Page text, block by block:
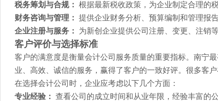
税务筹划与合规： 根据最新税收政策，为企业制定合理的
财务咨询与管理： 提供企业财务分析、预算编制和管理报
企业注册与服务：
为新创企业提供公司注册、变更、注销
客户评价与选择标准
客户的满意度是衡量会计公司服务质量的重要指标。南宁
业、高效、诚信的服务，赢得了客户的一致好评。很多客
在选择会计公司时，企业应考虑以下几个方面：
专业经验： 查看公司的成立时间和从业年限，经验丰富的